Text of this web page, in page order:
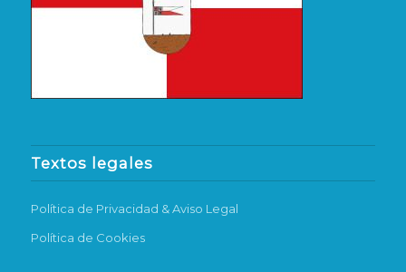
Textos legales
Política de Privacidad & Aviso Legal
Política de Cookies